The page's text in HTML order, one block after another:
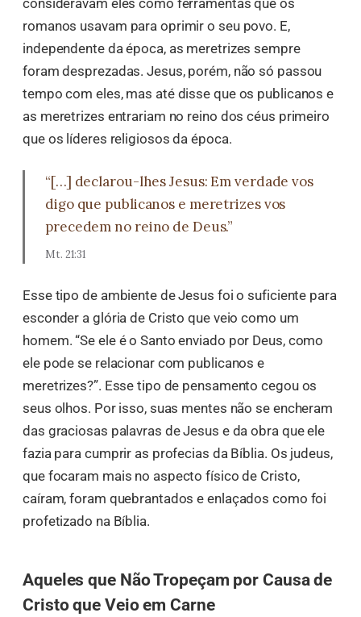
romanos usavam para oprimir o seu povo. E,
independente da época, as meretrizes sempre
foram desprezadas. Jesus, porém, não só passou
tempo com eles, mas até disse que os publicanos e
as meretrizes entrariam no reino dos céus primeiro
que os líderes religiosos da época.
“[…] declarou-lhes Jesus: Em verdade vos
digo que publicanos e meretrizes vos
precedem no reino de Deus.”
Mt. 21:31
Esse tipo de ambiente de Jesus foi o suficiente para
esconder a glória de Cristo que veio como um
homem. “Se ele é o Santo enviado por Deus, como
ele pode se relacionar com publicanos e
meretrizes?”. Esse tipo de pensamento cegou os
seus olhos. Por isso, suas mentes não se encheram
das graciosas palavras de Jesus e da obra que ele
fazia para cumprir as profecias da Bíblia. Os judeus,
que focaram mais no aspecto físico de Cristo,
caíram, foram quebrantados e enlaçados como foi
profetizado na Bíblia.
Aqueles que Não Tropeçam por Causa de
Cristo que Veio em Carne